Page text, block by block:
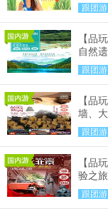
跟团游
【品
自然
跟团游
【品
墙、
跟团游
【品
验之旅
跟团游